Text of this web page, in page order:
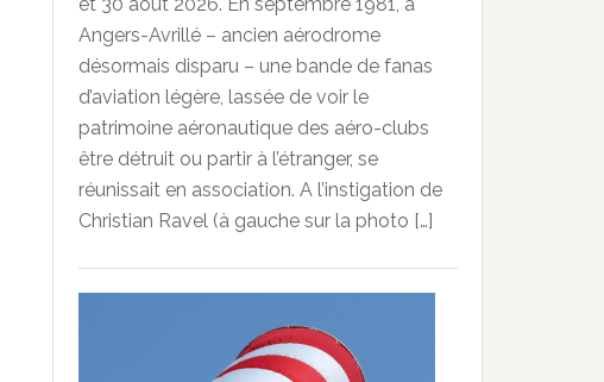
et 30 août 2026. En septembre 1981, à
Angers-Avrillé – ancien aérodrome
désormais disparu – une bande de fanas
d’aviation légère, lassée de voir le
patrimoine aéronautique des aéro-clubs
être détruit ou partir à l’étranger, se
réunissait en association. A l’instigation de
Christian Ravel (à gauche sur la photo […]